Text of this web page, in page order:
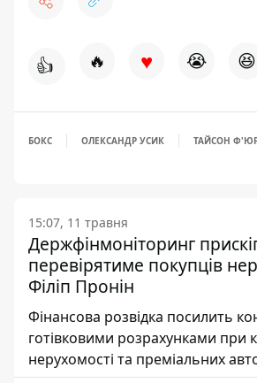
👍 🔥 ♥ 😭 😆
БОКС ОЛЕКСАНДР УСИК ТАЙСОН
15:07, 11 травня
Держфінмоніторинг
перевірятиме покупців
Філіп Пронін
Фінансова розвідка посилить
готівковими розрахунками при
нерухомості та преміальних